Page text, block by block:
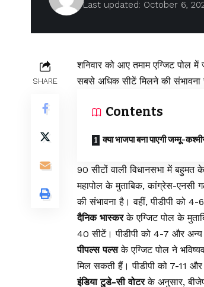
Last updated: October 6,
SHARE
शनिवार को आए तमाम एग्जिट पोल
सबसे अधिक सीटें मिलने की संभावना
Contents
क्या भाजपा बना पाएगी जम्मू-
90 सीटों वाली विधानसभा में
महापोल के मुताबिक, कांग्रेस-एनसी
की संभावना है। वहीं, पीडीपी को
दैनिक भास्करके एग्जिट पोल के
40 सीटें। पीडीपी को 4-7 और
पीपल्स पल्सके एग्जिट पोल ने
मिल सकती हैं। पीडीपी को 7-11
इंडिया टुडे-सी वोटरके अनुसार,